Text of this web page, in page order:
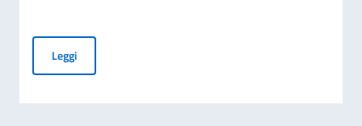
LeggiBorse di studio offerte dal Governo italiano in favore di